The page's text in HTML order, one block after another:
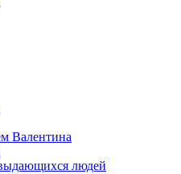
Валентина
людей